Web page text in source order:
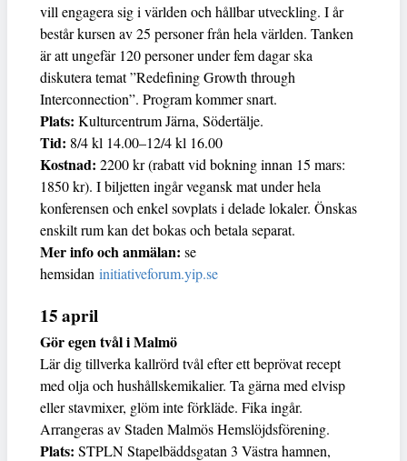
vill engagera sig i världen och hållbar utveckling. I år
består kursen av 25 personer från hela världen. Tanken
är att ungefär 120 personer under fem dagar ska
diskutera temat ”Redefining Growth through
Interconnection”. Program kommer snart.
Plats: Kulturcentrum Järna, Södertälje.
Tid: 8/4 kl 14.00–12/4 kl 16.00
Kostnad: 2200 kr (rabatt vid bokning innan 15 mars:
1850 kr). I biljetten ingår vegansk mat under hela
konferensen och enkel sovplats i delade lokaler. Önskas
enskilt rum kan det bokas och betala separat.
Mer info och anmälan: se
hemsidan initiativeforum.yip.se
15 april
Gör egen tvål i Malmö
Lär dig tillverka kallrörd tvål efter ett beprövat recept
med olja och hushållskemikalier. Ta gärna med elvisp
eller stavmixer, glöm inte förkläde. Fika ingår.
Arrangeras av Staden Malmös Hemslöjdsförening.
Plats: STPLN Stapelbäddsgatan 3 Västra hamnen,